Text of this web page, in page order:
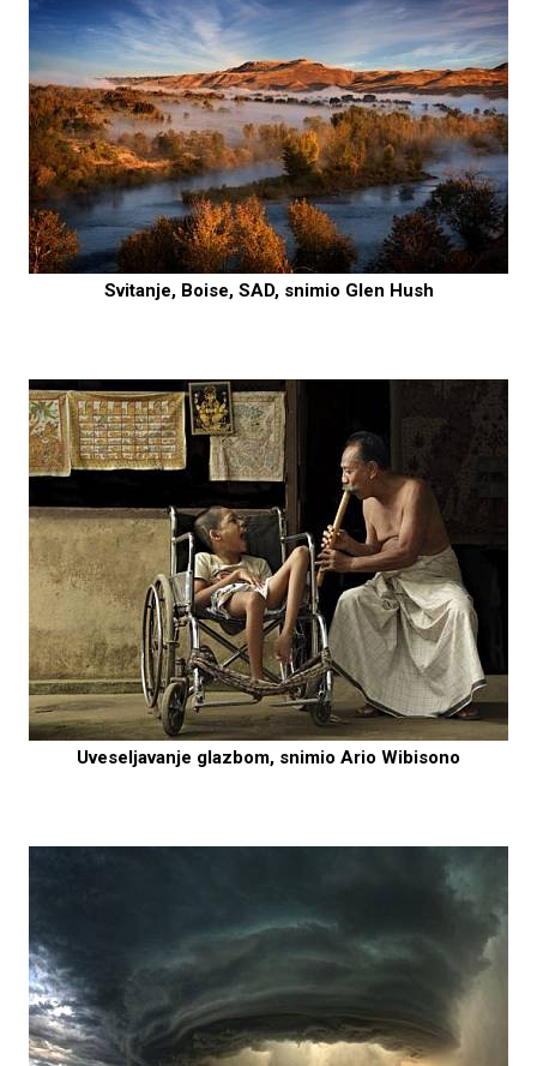
Svitanje, Boise, SAD, snimio Glen Hush
Uveseljavanje glazbom, snimio Ario Wibisono